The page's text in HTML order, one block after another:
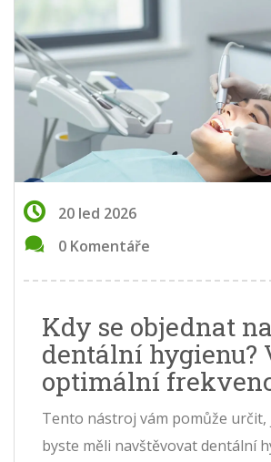
20 led 2026
0 Komentáře
Kdy se objednat na
dentální hygienu?
optimální
Tento nástroj vám pomůže určit,
byste měli navštěvovat dentální